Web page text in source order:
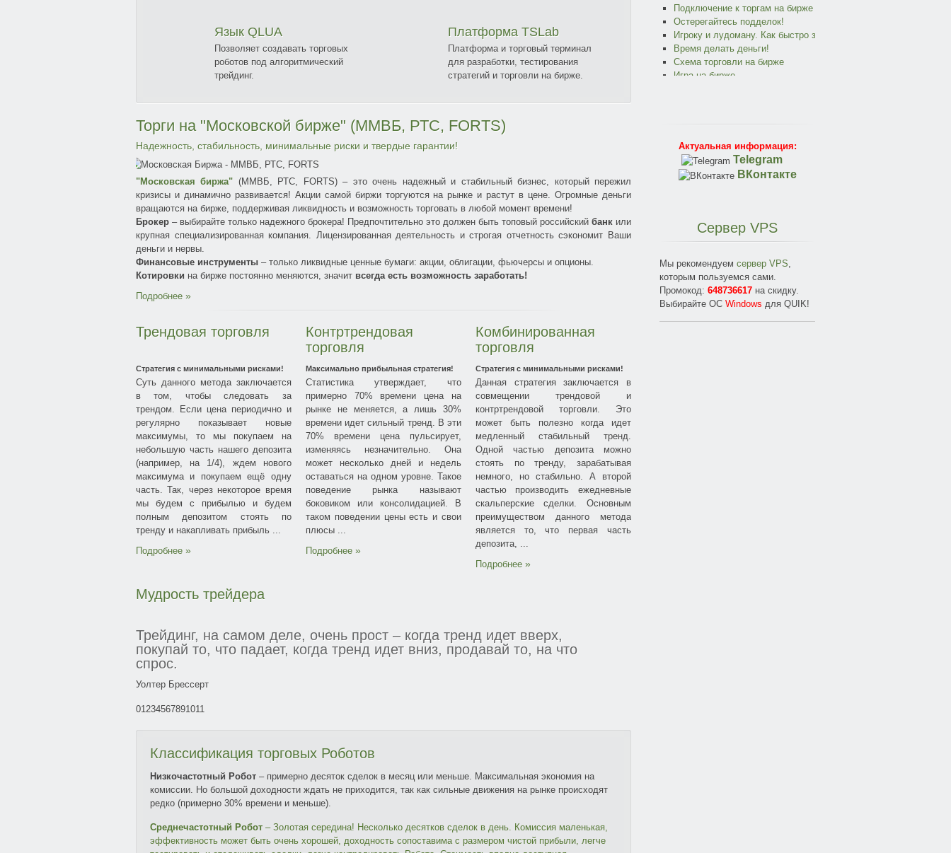
Язык QLUA
Позволяет создавать торговых
роботов под алгоритмический
трейдинг.
Платформа TSLab
Платформа и торговый терминал
для разработки, тестирования
стратегий и торговли на бирже.
Торги на "Московской бирже" (ММВБ, РТС, FORTS)
Надежность, стабильность, минимальные риски и твердые гарантии!
"Московская биржа" (ММВБ, РТС, FORTS) – это очень надежный и стабильный бизнес, который пережил
кризисы и динамично развивается! Акции самой биржи торгуются на рынке и растут в цене. Огромные деньги
вращаются на бирже, поддерживая ликвидность и возможность торговать в любой момент времени!
Брокер – выбирайте только надежного брокера! Предпочтительно это должен быть топовый российский банк или
крупная специализированная компания. Лицензированная деятельность и строгая отчетность сэкономит Ваши
деньги и нервы.
Финансовые инструменты – только ликвидные ценные бумаги: акции, облигации, фьючерсы и опционы.
Котировки на бирже постоянно меняются, значит всегда есть возможность заработать!
Подробнее
Трендовая торговля
Стратегия с минимальными рисками!
Суть данного метода заключается
в том, чтобы следовать за
трендом. Если цена периодично и
регулярно показывает новые
максимумы, то мы покупаем на
небольшую часть нашего депозита
(например, на 1/4), ждем нового
максимума и покупаем ещё одну
часть. Так, через некоторое время
мы будем с прибылью и будем
полным депозитом стоять по
тренду и накапливать прибыль ...
Подробнее
Контртрендовая
торговля
Максимально прибыльная стратегия!
Статистика утверждает, что
примерно 70% времени цена на
рынке не меняется, а лишь 30%
времени идет сильный тренд. В эти
70% времени цена пульсирует,
изменяясь незначительно. Она
может несколько дней и недель
оставаться на одном уровне. Такое
поведение рынка называют
боковиком или консолидацией. В
таком поведении цены есть и свои
плюсы ...
Подробнее
Комбинированная
торговля
Стратегия с минимальными рисками!
Данная стратегия заключается в
совмещении трендовой и
контртрендовой торговли. Это
может быть полезно когда идет
медленный стабильный тренд.
Одной частью депозита можно
стоять по тренду, зарабатывая
немного, но стабильно. А второй
частью производить ежедневные
скальперские сделки. Основным
преимуществом данного метода
является то, что первая часть
депозита, ...
Подробнее
Мудрость трейдера
Трейдинг, на самом деле, очень прост – когда тренд идет вверх,
покупай то, что падает, когда тренд идет вниз, продавай то, на что
спрос.
Уолтер Брессерт
Большую прибыль не высчитывают, а высиживают!
покупай еще дешевле.
"Биржевые маги" - Джек Швагер
Когда ты ошибся, есть единственное, чего нельзя отрицать – ты
теряешь деньги.
01234567891011
Классификация торговых Роботов
Низкочастотный Робот – примерно десяток сделок в месяц или меньше. Максимальная экономия на
комиссии. Но большой доходности ждать не приходится, так как сильные движения на рынке происходят
редко (примерно 30% времени и меньше).
Среднечастотный Робот – Золотая середина! Несколько десятков сделок в день. Комиссия маленькая,
эффективность может быть очень хорошей, доходность сопоставима с размером чистой прибыли, легче
Подключение к торгам на бирже
Остерегайтесь подделок!
Игроку и лудоману. Как быстро заработать на бирже.
Время делать деньги!
Схема торговли на бирже
Игра на бирже
Торговый терминал QUIK
Робот Скальпер
Большие игроки на рынке, кто они?
Комбинированная торговля
Трендовая торговля
Где деньги?
Справочник начинающего трейдера
Как заработать на бирже
1. Нельзя просто так взять и создать прибыльного торгового
Как играть и выигрывать на бирже!
Актуальная информация:
Telegram
ВКонтакте
Сервер VPS
Мы рекомендуем сервер VPS,
которым пользуемся сами.
Промокод: 648736617 на скидку.
Выбирайте ОС Windows для QUIK!